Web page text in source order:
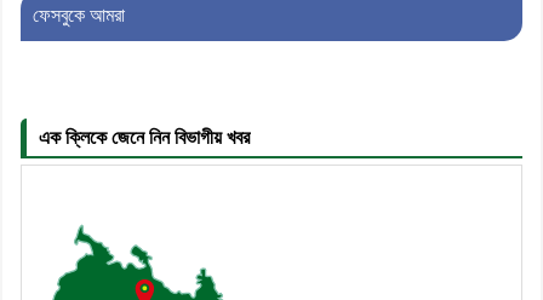
ফেসবুকে আমরা
এক ক্লিকে জেনে নিন বিভাগীয় খবর